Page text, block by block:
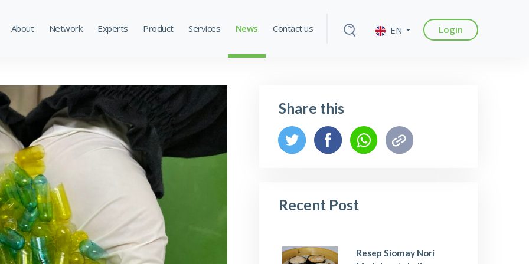
About Network Experts Product Services News Contact us EN Login
Share this
Recent Post
Resep Siomay Nori